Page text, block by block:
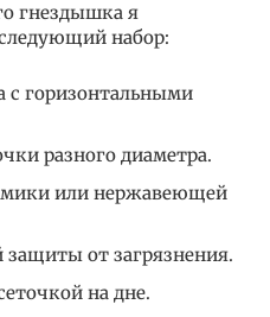
гнездышка я
набор:
с горизонтальными
разного диаметра.
или нержавеющей
защиты от загрязнения.
на дне.